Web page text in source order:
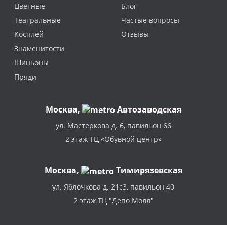
Цветные
Театральные
Косплей
Знаменитости
Шиньоны
Пряди
Блог
Частые вопросы
Отзывы
Москва, Автозаводская
ул. Мастеркова д. 6, павильон 66
2 этаж ТЦ «Обувной центр»
Москва, Тимирязевская
ул. Яблочкова д. 21с3, павильон 40
2 этаж ТЦ "Депо Молл"